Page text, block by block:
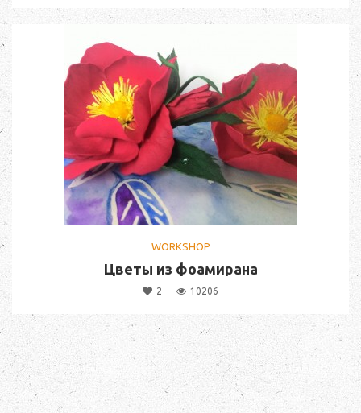
WORKSHOP
Цветы из фоамирана
2 10206